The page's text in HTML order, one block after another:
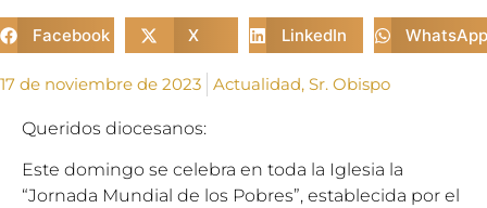
Facebook X LinkedIn WhatsApp
17 de noviembre de 2023 Actualidad, Sr. Obispo
Queridos diocesanos:
Este domingo se celebra en toda la Iglesia la
“Jornada Mundial de los Pobres”, establecida por el